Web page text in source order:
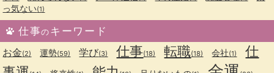
っ気ない(1)
仕事のキーワード
お金(2) 運勢(59) 学び(3) 仕事(18) 転職(18) 会社(1)
仕